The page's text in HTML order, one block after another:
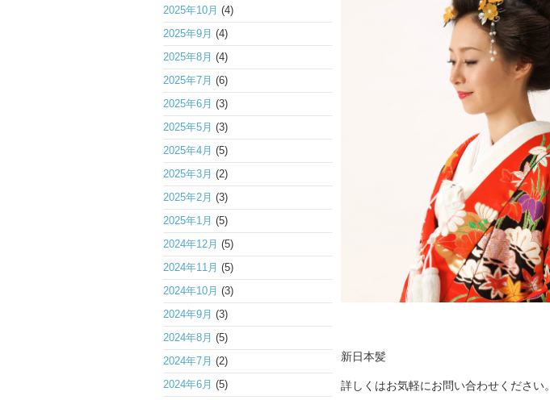
2025年10月 (4)
2025年9月 (4)
2025年8月 (4)
2025年7月 (6)
2025年6月 (3)
2025年5月 (3)
2025年4月 (5)
2025年3月 (2)
2025年2月 (3)
2025年1月 (5)
2024年12月 (5)
2024年11月 (5)
2024年10月 (3)
2024年9月 (3)
2024年8月 (5)
2024年7月 (2)
2024年6月 (5)
新日本髪
詳しくはお気軽にお問い合わせください。